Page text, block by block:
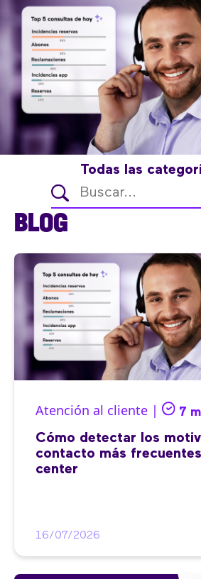
Todas las
BLOG
Atención al cliente | 7
Cómo detectar los
contacto más frecuentes
center
16/07/2026